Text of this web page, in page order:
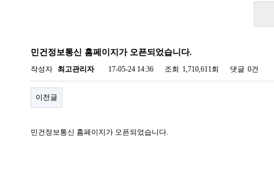
민건정보통신 홈페이지가 오픈되었습니다.
작성자 최고관리자 17-05-24 14:36 조회 1,710,611회 댓글 0건
이전글
민건정보통신 홈페이지가 오픈되었습니다.